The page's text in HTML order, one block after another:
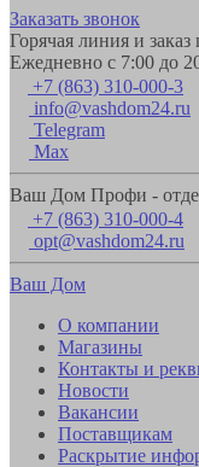
Заказать звонок
Горячая линия и
Ежедневно с 7:00 до
+7 (863) 310-000-3
info@vashdom24.ru
Telegram
Max
Ваш Дом Профи -
+7 (863) 310-000-4
opt@vashdom24.ru
Ваш Дом
О компании
Магазины
Контакты и
Новости
Вакансии
Поставщикам
Раскрытие